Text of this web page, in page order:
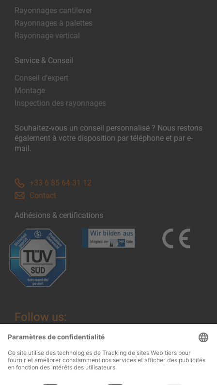
Rayonnages cantilever
Rayonnages à palettes
Rayonnage vertical
Service & Conseil
Conseil d’expert
Montage
Inspection des rayonnages
Souhaitez-vous un conseil personnalisé ? Nous restons
également à votre disposition par téléphone et par e-
mail.
+33 6 85 64 31 12
Contact
Adhésions & certifications
Follow us: